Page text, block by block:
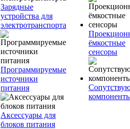
Зарядные
устройства для
электротранспорта
Программируемые
источники
питания
Аксессуары для
блоков питания
ёмкостные
сенсоры